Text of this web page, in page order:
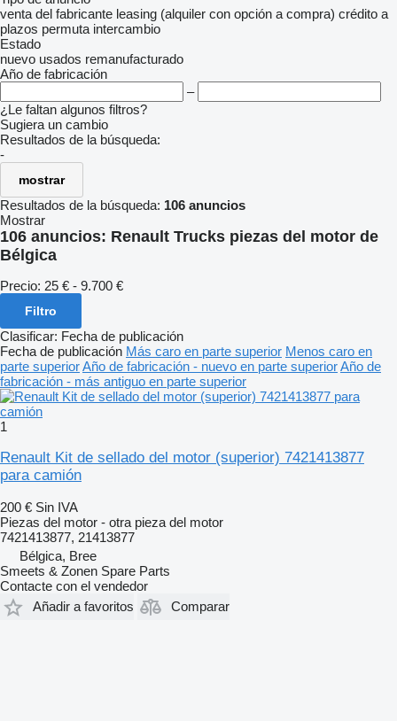
venta del fabricante leasing (alquiler con opción a compra) crédito a
plazos permuta intercambio
Estado
nuevo usados remanufacturado
Año de fabricación
–
¿Le faltan algunos filtros?
Sugiera un cambio
Resultados de la búsqueda:
-
mostrar
Resultados de la búsqueda: 106 anuncios
Mostrar
106 anuncios: Renault Trucks piezas del motor de
Bélgica
Precio: 25 € - 9.700 €
Filtro
Clasificar: Fecha de publicación
Fecha de publicación Más caro en parte superior Menos caro en
parte superiorAño de fabricación - nuevo en parte superiorAño de
fabricación - más antiguo en parte superior
1
Renault Kit de sellado del motor (superior) 7421413877
para camión
200 € Sin IVA
Piezas del motor - otra pieza del motor
7421413877, 21413877
Bélgica, Bree
Smeets & Zonen Spare Parts
Contacte con el vendedor
Añadir a favoritos
Comparar